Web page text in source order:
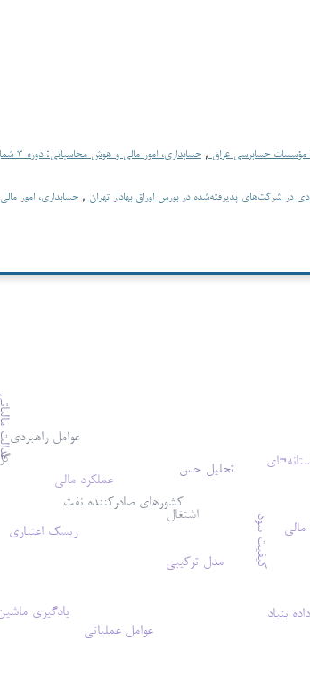
مؤسسات حسابرسی عراق ,
در شرکت‌های پذیرفته‌شده در بورس اوراق بهادار تهران , حسابداری، امور
اشتغال
کشورهای صادرکننده نفت
ریسک اعتباری
عملکرد مالی
کیفیت سود
بنیاد
تحلیل حس
مدل ترکیبی
یادگیری
عوامل عملیاتی
عوامل راهبردیعدالت